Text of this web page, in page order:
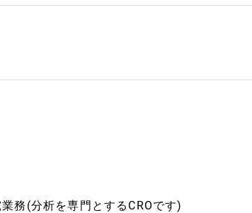
務(分析を専門とするCROです)